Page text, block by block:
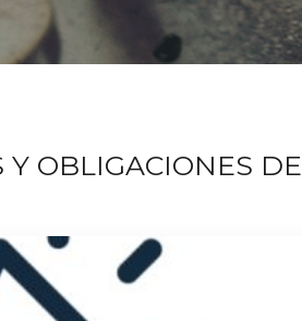
Y OBLIGACIONES DE